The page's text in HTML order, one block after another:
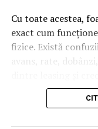
Și mai e ceva ce se
linkuri aproape de
newsletter,
partener îl trimite
tău, iar autoritatea
Cu toate acestea,
exact cum
fizice. Există
avans, rate,
semnezi orice
mecanismul